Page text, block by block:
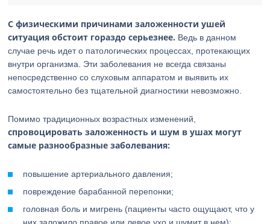
С физическими причинами заложенности ушей
ситуация обстоит гораздо серьезнее. Ведь в данном
случае речь идет о патологических процессах, протекающих
внутри организма. Эти заболевания не всегда связаны
непосредственно со слуховым аппаратом и выявить их
самостоятельно без тщательной диагностики невозможно.
Помимо традиционных возрастных изменений,
спровоцировать заложенность и шум в ушах могут
самые разнообразные заболевания:
повышение артериального давления;
повреждение барабанной перепонки;
головная боль и мигрень (пациенты часто ощущают, что у